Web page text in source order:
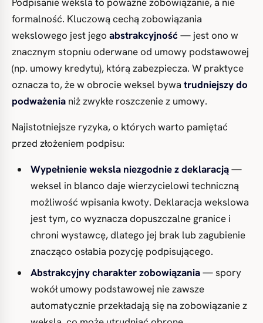
formalność. Kluczową cechą zobowiązania
wekslowego jest jego abstrakcyjność— jest ono w
znacznym stopniu oderwane od umowy podstawowej
(np. umowy kredytu), którą zabezpiecza. W praktyce
oznacza to, że w obrocie weksel bywa trudniejszy do
podważenia niż zwykłe roszczenie z umowy.
Najistotniejsze ryzyka, o których warto pamiętać
przed złożeniem podpisu:
Wypełnienie weksla niezgodnie z deklaracją—
weksel in blanco daje wierzycielowi techniczną
możliwość wpisania kwoty. Deklaracja wekslowa
jest tym, co wyznacza dopuszczalne granice i
chroni wystawcę, dlatego jej brak lub zagubienie
znacząco osłabia pozycję podpisującego.
Abstrakcyjny charakter zobowiązania— spory
wokół umowy podstawowej nie zawsze
automatycznie przekładają się na zobowiązanie z